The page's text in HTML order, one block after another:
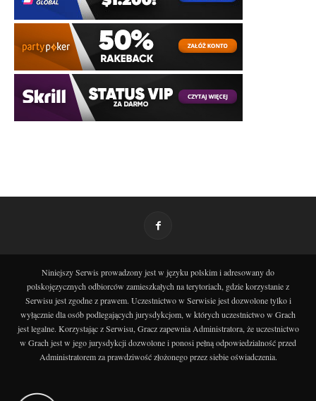
Niniejszy Serwis prowadzony jest w języku polskim i adresowany do
polskojęzycznych odbiorców zamieszkałych na terytoriach, gdzie korzystanie z
Serwisu jest zgodne z prawem. Uczestnictwo w Serwisie jest dozwolone tylko i
wyłącznie dla osób podlegających jurysdykcjom, w których uczestnictwo w Grach
jest legalne. Korzystając z Serwisu, Gracz zapewnia Administratora, że uczestnictwo
w Grach jest w jego jurysdykcji dozwolone i ponosi pełną odpowiedzialność przed
Administratorem za prawdziwość złożonego przez siebie oświadczenia.